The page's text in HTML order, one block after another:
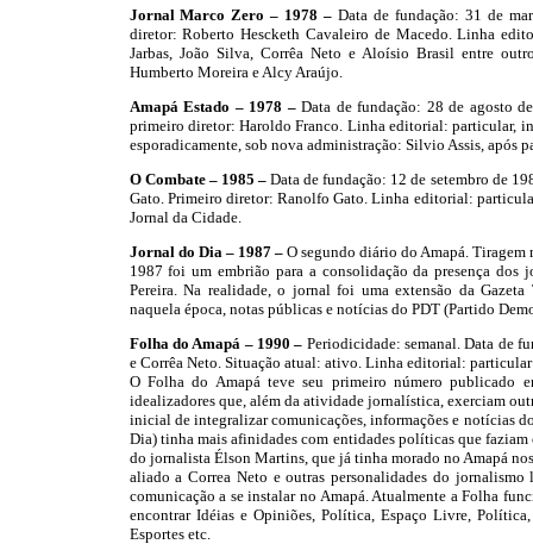
Jornal Marco Zero – 1978 –Data de fundação: 31 de
diretor: Roberto Hescketh Cavaleiro de Macedo. Linha
Jarbas, João Silva, Corrêa Neto e Aloísio Brasil entre
Humberto Moreira e Alcy Araújo.
Amapá Estado – 1978 – Data de fundação: 28 de agosto
primeiro diretor: Haroldo Franco. Linha editorial: particular,
esporadicamente, sob nova administração: Silvio Assis, após
O Combate – 1985 – Data de fundação: 12 de setembro de
Gato. Primeiro diretor: Ranolfo Gato. Linha editorial:
Jornal da Cidade.
Jornal do Dia – 1987 – O segundo diário do Amapá.
1987 foi um embrião para a consolidação da presença
Pereira. Na realidade, o jornal foi uma extensão da
naquela época, notas públicas e notícias do PDT (Partido
Folha do Amapá – 1990 – Periodicidade: semanal. Data de
e Corrêa Neto. Situação atual: ativo. Linha editorial:
O Folha do Amapá teve seu primeiro número publicado
idealizadores que, além da atividade jornalística, exerciam
inicial de integralizar comunicações, informações e notícias
Dia) tinha mais afinidades com entidades políticas que
do jornalista Élson Martins, que já tinha morado no Amapá
aliado a Correa Neto e outras personalidades do
comunicação a se instalar no Amapá. Atualmente a Folha
encontrar Idéias e Opiniões, Política, Espaço Livre,
Esportes etc.